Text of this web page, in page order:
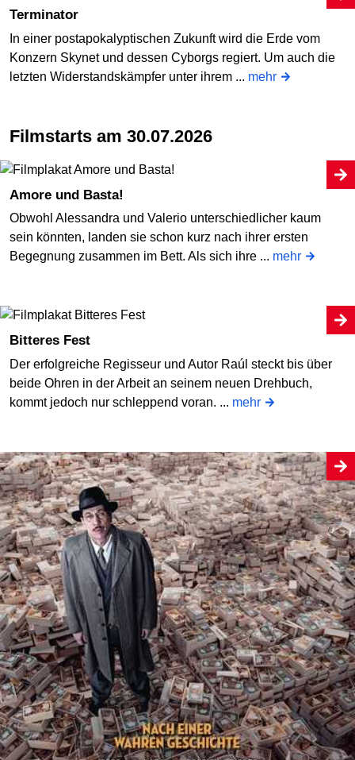
Terminator
In einer postapokalyptischen Zukunft wird die Erde vom
Konzern Skynet und dessen Cyborgs regiert. Um auch die
letzten Widerstandskämpfer unter ihrem ... mehr
Filmstarts am 30.07.2026
Amore und Basta!
Obwohl Alessandra und Valerio unterschiedlicher kaum
sein könnten, landen sie schon kurz nach ihrer ersten
Begegnung zusammen im Bett. Als sich ihre ... mehr
Bitteres Fest
Der erfolgreiche Regisseur und Autor Raúl steckt bis über
beide Ohren in der Arbeit an seinem neuen Drehbuch,
kommt jedoch nur schleppend voran. ... mehr